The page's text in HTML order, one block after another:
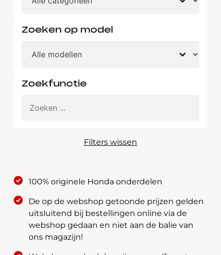
Zoeken op model
Zoekfunctie
Filters wissen
100% originele Honda onderdelen
De op de webshop getoonde prijzen gelden
uitsluitend bij bestellingen online via de
webshop gedaan en niet aan de balie van
ons magazijn!